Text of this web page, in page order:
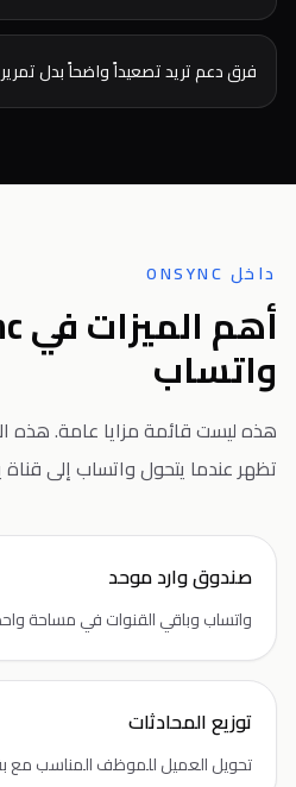
فرق دعم تريد تصعيداً واضحاً بدل تمرير
داخل ONSYNC
واتساب
هذه ليست قائمة مزايا عامة. هذه
تظهر عندما يتحول واتساب إلى قناة
صندوق وارد موحد
واتساب وباقي القنوات في مساحة
توزيع المحادثات
تحويل العميل للموظف المناسب مع